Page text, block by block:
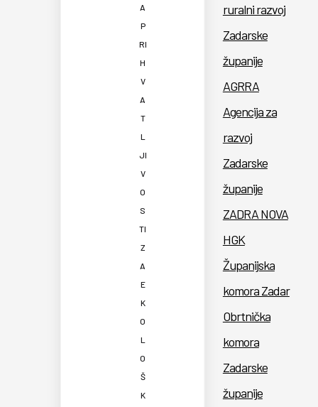
A
P
RI
H
V
A
T
L
JI
V
O
S
TI
Z
A
E
K
O
L
O
Š
K
ruralni razvoj
Zadarske
županije
AGRRA
Agencija za
razvoj
Zadarske
županije
ZADRA NOVA
HGK
Županijska
komora Zadar
Obrtnička
komora
Zadarske
županije